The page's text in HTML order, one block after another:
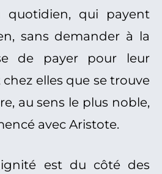
quotidien, qui payent
sans demander à la
de payer pour leur
chez elles que se trouve
au sens le plus noble,
avec Aristote.
est du côté des